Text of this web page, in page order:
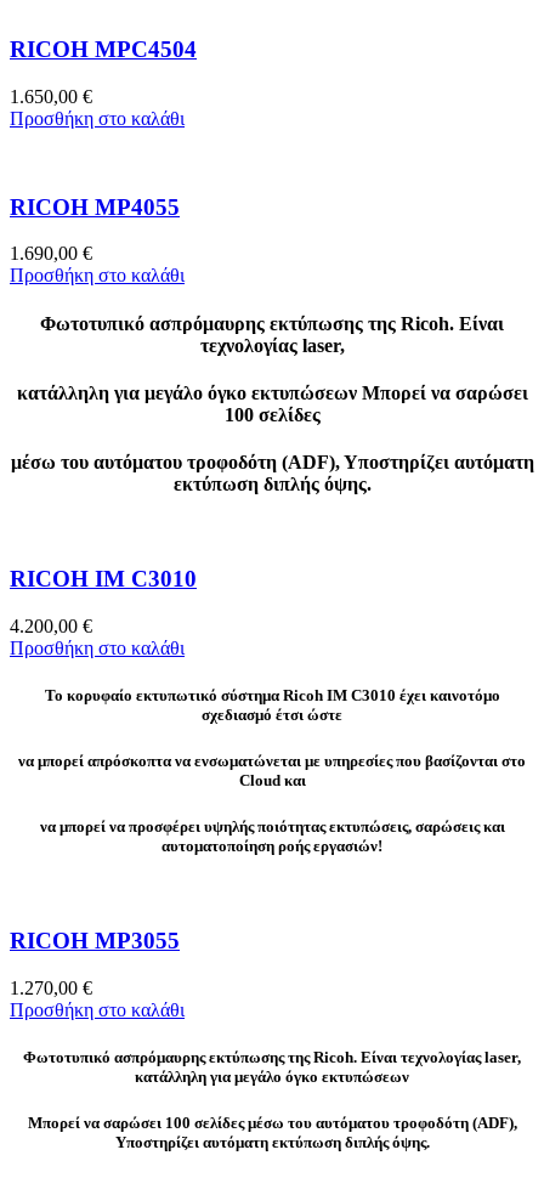
RICOH MPC4504
1.650,00 €
Προσθήκη στο καλάθι
RICOH MP4055
1.690,00 €
Προσθήκη στο καλάθι
Φωτοτυπικό ασπρόμαυρης εκτύπωσης της Ricoh. Είναι
τεχνολογίας laser,
κατάλληλη για μεγάλο όγκο εκτυπώσεων Μπορεί να σαρώσει
100 σελίδες
μέσω του αυτόματου τροφοδότη (ADF), Υποστηρίζει αυτόματη
εκτύπωση διπλής όψης.
RICOH IM C3010
4.200,00 €
Προσθήκη στο καλάθι
Το κορυφαίο εκτυπωτικό σύστημα Ricoh IM C3010 έχει καινοτόμο
σχεδιασμό έτσι ώστε
να μπορεί απρόσκοπτα να ενσωματώνεται με υπηρεσίες που βασίζονται στο
Cloud και
να μπορεί να προσφέρει υψηλής ποιότητας εκτυπώσεις, σαρώσεις και
αυτοματοποίηση ροής εργασιών!
RICOH MP3055
1.270,00 €
Προσθήκη στο καλάθι
Φωτοτυπικό ασπρόμαυρης εκτύπωσης της Ricoh. Είναι τεχνολογίας laser,
κατάλληλη για μεγάλο όγκο εκτυπώσεων
Μπορεί να σαρώσει 100 σελίδες μέσω του αυτόματου τροφοδότη (ADF),
Υποστηρίζει αυτόματη εκτύπωση διπλής όψης.